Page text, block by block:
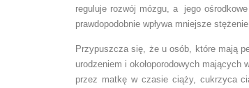
reguluje rozwój mózgu, a jego
prawdopodobnie wpływa mniejsze
Przypuszcza się, że u osób, które mają
urodzeniem i okołoporodowych
przez matkę w czasie ciąży, cukrzyca